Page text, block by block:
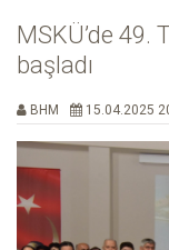
MSKÜ’de 49.
başladı
BHM 15.04.2025